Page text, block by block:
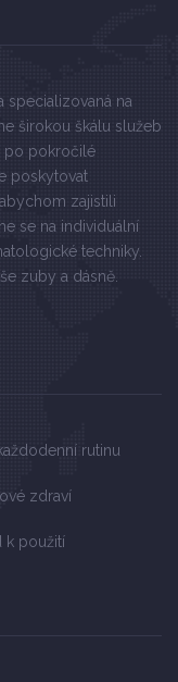
specializovaná na
širokou škálu služeb
po pokročilé
poskytovat
zajistili
se na individuální
techniky.
zuby a dásně.
rutinu
zdraví
k použití